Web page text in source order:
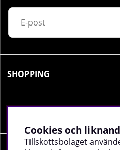
SHOPPING
Cookies och
Tillskottsbolaget